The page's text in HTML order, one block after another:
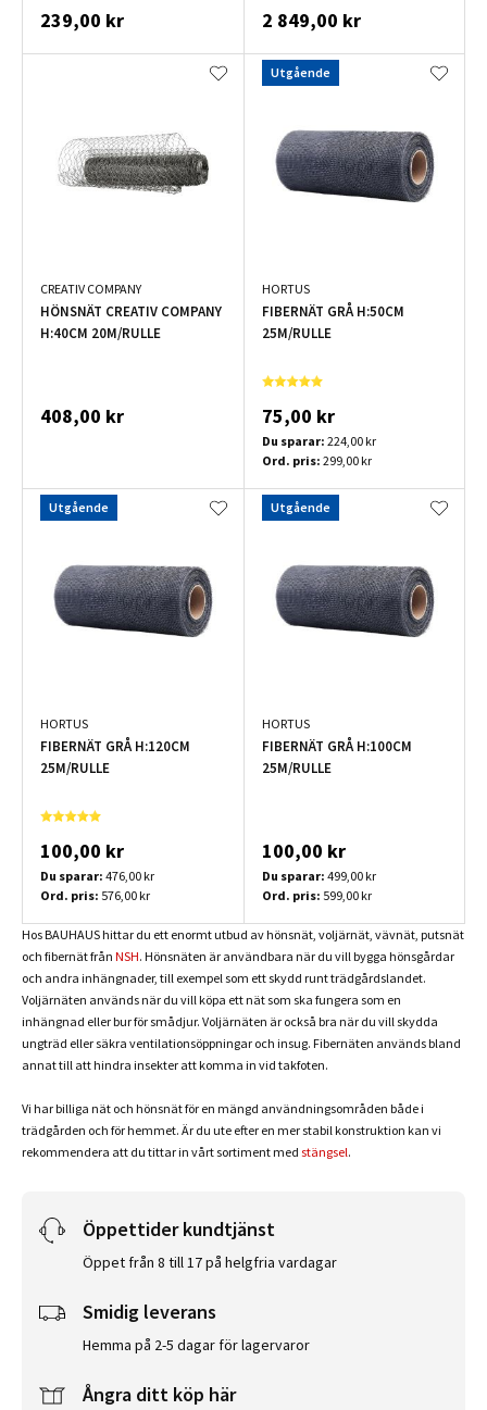
239,00 kr 2 849,00 kr
CREATIV COMPANY
HÖNSNÄT CREATIV COMPANY
H:40CM 20M/RULLE
408,00 kr
Utgående
HORTUS
FIBERNÄT GRÅ H:50CM
25M/RULLE
75,00 kr
Du sparar: 224,00 kr
Ord. pris: 299,00 kr
Utgående
HORTUS
FIBERNÄT GRÅ H:120CM
25M/RULLE
100,00 kr
Du sparar: 476,00 kr
Ord. pris: 576,00 kr
Utgående
HORTUS
FIBERNÄT GRÅ H:100CM
25M/RULLE
100,00 kr
Du sparar: 499,00 kr
Ord. pris: 599,00 kr
Hos BAUHAUS hittar du ett enormt utbud av hönsnät, voljärnät, vävnät, putsnät
och fibernät från NSH. Hönsnäten är användbara när du vill bygga hönsgårdar
och andra inhängnader, till exempel som ett skydd runt trädgårdslandet.
Voljärnäten används när du vill köpa ett nät som ska fungera som en
inhängnad eller bur för smådjur. Voljärnäten är också bra när du vill skydda
ungträd eller säkra ventilationsöppningar och insug. Fibernäten används bland
annat till att hindra insekter att komma in vid takfoten.
Vi har billiga nät och hönsnät för en mängd användningsområden både i
trädgården och för hemmet. Är du ute efter en mer stabil konstruktion kan vi
rekommendera att du tittar in vårt sortiment med stängsel.
Öppettider kundtjänst
Öppet från 8 till 17 på helgfria vardagar
Smidig leverans
Hemma på 2-5 dagar för lagervaror
Ångra ditt köp här